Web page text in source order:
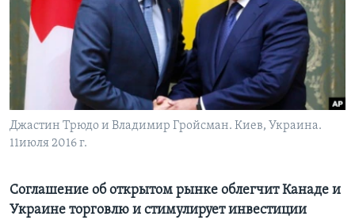
Learning English
СОЦИАЛЬНЫЕ СЕТИ
Языки
Джастин Трюдо и Владимир Гройсман. Киев, Украина.
11июля 2016 г.
Соглашение об открытом рынке облегчит Канаде и
Украине торговлю и стимулирует инвестиции